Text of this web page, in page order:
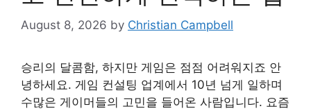
August 8, 2026 by Christian Campbell
승리의 달콤함, 하지만 게임은 점점 어려워지죠 안
녕하세요. 게임 컨설팅 업계에서 10년 넘게 일하며
수많은 게이머들의 고민을 들어온 사람입니다. 요즘